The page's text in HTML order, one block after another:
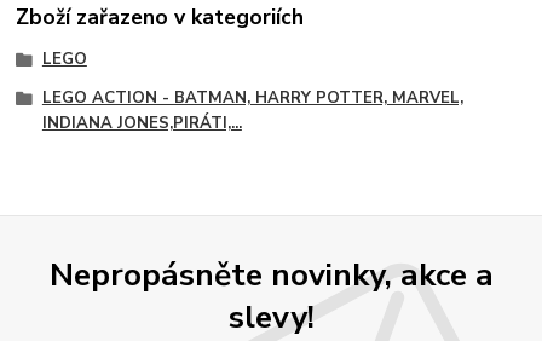
Zboží zařazeno v kategoriích
LEGO
LEGO ACTION - BATMAN, HARRY POTTER, MARVEL,
INDIANA JONES,PIRÁTI,...
Nepropásněte novinky, akce a
slevy!